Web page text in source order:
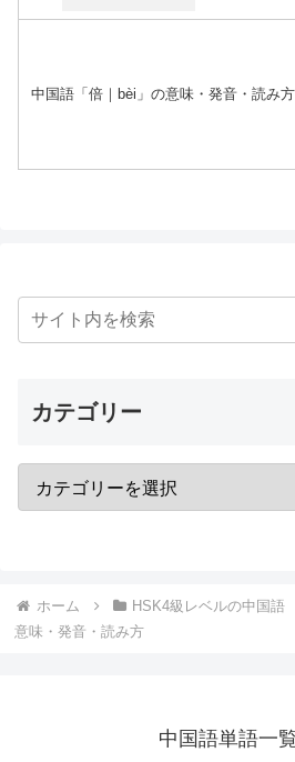
中国語「倍｜bèi」の意味・発音・読み方
カテゴリー
ホーム HSK4級レベルの中国語
意味・発音・読み方
中国語単語一